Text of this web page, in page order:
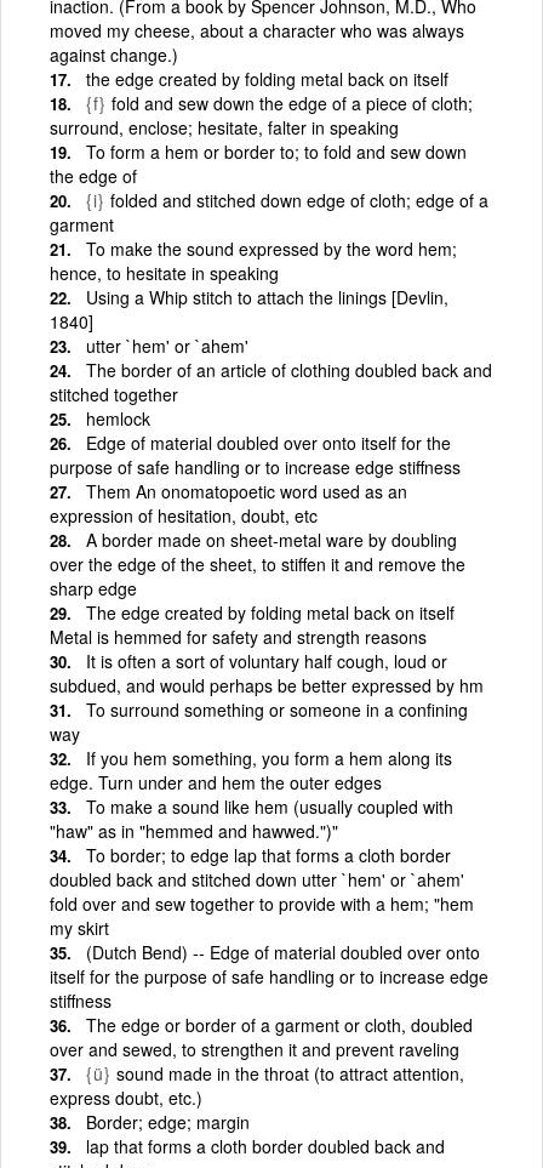
inaction. (From a book by Spencer Johnson, M.D., Who
moved my cheese, about a character who was always
against change.)
the edge created by folding metal back on itself
{f} fold and sew down the edge of a piece of cloth;
surround, enclose; hesitate, falter in speaking
To form a hem or border to; to fold and sew down
the edge of
{i} folded and stitched down edge of cloth; edge of a
garment
To make the sound expressed by the word hem;
hence, to hesitate in speaking
Using a Whip stitch to attach the linings [Devlin,
1840]
utter `hem' or `ahem'
The border of an article of clothing doubled back and
stitched together
hemlock
Edge of material doubled over onto itself for the
purpose of safe handling or to increase edge stiffness
Them An onomatopoetic word used as an
expression of hesitation, doubt, etc
A border made on sheet-metal ware by doubling
over the edge of the sheet, to stiffen it and remove the
sharp edge
The edge created by folding metal back on itself
Metal is hemmed for safety and strength reasons
It is often a sort of voluntary half cough, loud or
subdued, and would perhaps be better expressed by hm
To surround something or someone in a confining
way
If you hem something, you form a hem along its
edge. Turn under and hem the outer edges
To make a sound like hem (usually coupled with
"haw" as in "hemmed and hawwed.")"
To border; to edge lap that forms a cloth border
doubled back and stitched down utter `hem' or `ahem'
fold over and sew together to provide with a hem; "hem
my skirt
(Dutch Bend) -- Edge of material doubled over onto
itself for the purpose of safe handling or to increase edge
stiffness
The edge or border of a garment or cloth, doubled
over and sewed, to strengthen it and prevent raveling
{ü} sound made in the throat (to attract attention,
express doubt, etc.)
Border; edge; margin
lap that forms a cloth border doubled back and